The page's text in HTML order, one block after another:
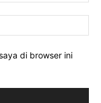
di browser ini